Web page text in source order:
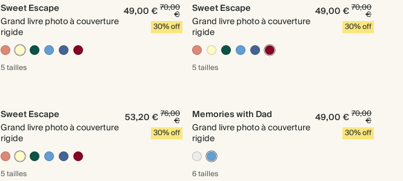
Sweet Escape
Grand livre photo à couverture
rigide
49,00 €70,00
€
30% off
5 tailles
Sweet Escape
Grand livre photo à couverture
rigide
49,00 €70,00
€
30% off
5 tailles
Sweet Escape
Grand livre photo à couverture
rigide
53,20 €76,00
€
30% off
5 tailles
Memories with Dad
Grand livre photo à couverture
rigide
49,00 €70,00
€
30% off
6 tailles